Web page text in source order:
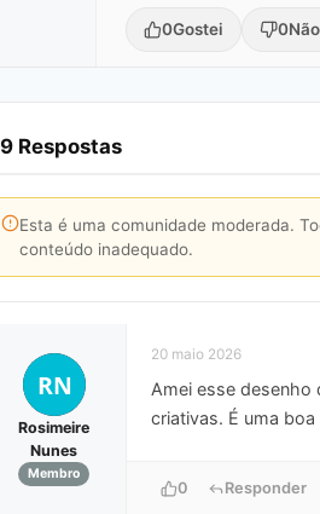
0Gostei 0
9 Respostas
Esta é uma comunidade moderada.
conteúdo inadequado.
RN
Rosimeire
Nunes
Membro
20 maio 2026
Amei esse desenho
criativas. É uma
0 Responder